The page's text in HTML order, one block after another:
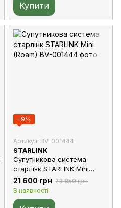
Купити
−9%
Артикул: BV-001444
STARLINK
Супутникова система
старлінк STARLINK Mini
(Roam)
21 600 грн 23 850 грн
В наявності